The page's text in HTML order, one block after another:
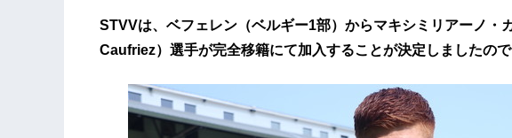
STVVは、ベフェレン（ベルギー1部）からマキシミリアーノ・
Caufriez）選手が完全移籍にて加入することが決定しましたので